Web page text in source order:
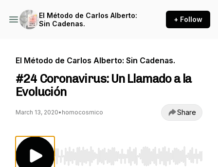
El Método de Carlos Alberto:
Sin Cadenas.
+ Follow
El Método de Carlos Alberto: Sin Cadenas.
#24 Coronavirus: Un Llamado a la
Evolución
March 13, 2020• homocosmico Share
Use Left/Right to seek, Home/End to jump